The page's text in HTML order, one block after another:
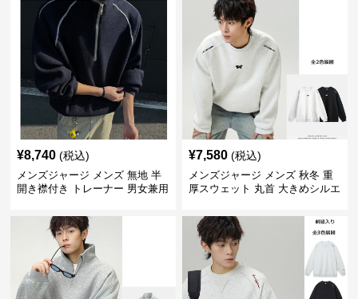
¥8,740 (税込)
メンズジャージ メンズ 無地 半
開き襟付き トレーナー 男女兼用
¥7,580 (税込)
メンズジャージ メンズ 秋冬 重
厚スウェット 丸首 大きめシルエ